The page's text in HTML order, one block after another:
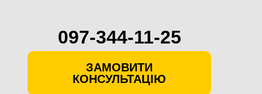
097-344-11-25
ЗАМОВИТИ
КОНСУЛЬТАЦІЮ